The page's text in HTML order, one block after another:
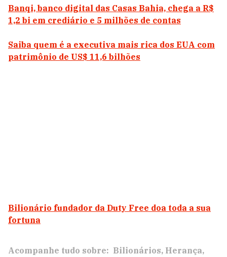
Banqi, banco digital das Casas Bahia, chega a R$
1,2 bi em crediário e 5 milhões de contas
Saiba quem é a executiva mais rica dos EUA com
patrimônio de US$ 11,6 bilhões
Bilionário fundador da Duty Free doa toda a sua
fortuna
Acompanhe tudo sobre: Bilionários Herança